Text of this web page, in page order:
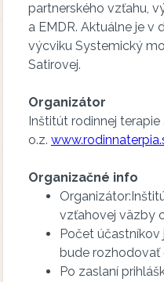
partnerského vzťahu,
a EMDR. Aktuálne je v
výcviku Systemický
Satirovej.
Organizátor
Inštitút rodinnej
o.z.
Organizačné info
Organizátor:
vzťahovej väzby
Počet účastníkov
bude rozhodovať
Po zaslaní